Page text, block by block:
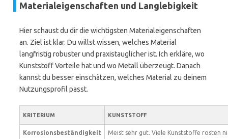
Materialeigenschaften und Langlebigkeit
Hier schaust du dir die wichtigsten Materialeigenschaften
an. Ziel ist klar. Du willst wissen, welches Material
langfristig robuster und praxistauglicher ist. Ich erkläre, wo
Kunststoff Vorteile hat und wo Metall überzeugt. Danach
kannst du besser einschätzen, welches Material zu deinem
Nutzungsprofil passt.
KRITERIUM KUNSTSTOFF
Korrosionsbeständigkeit
Meist sehr gut. Viele Kunststoffe rosten